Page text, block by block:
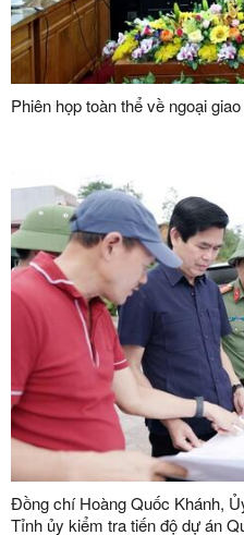
Phiên họp toàn thể về ngoại
Đồng chí Hoàng Quốc Khánh,
Tỉnh ủy kiểm tra tiến độ dự án